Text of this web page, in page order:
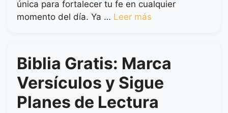
única para fortalecer tu fe en cualquier
momento del día. Ya … Leer más
Biblia Gratis: Marca
Versículos y Sigue
Planes de Lectura